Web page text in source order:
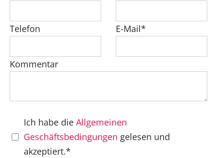
Telefon E-Mail*
Kommentar
Ich habe die Allgemeinen
Geschäftsbedingungen gelesen und
akzeptiert.*